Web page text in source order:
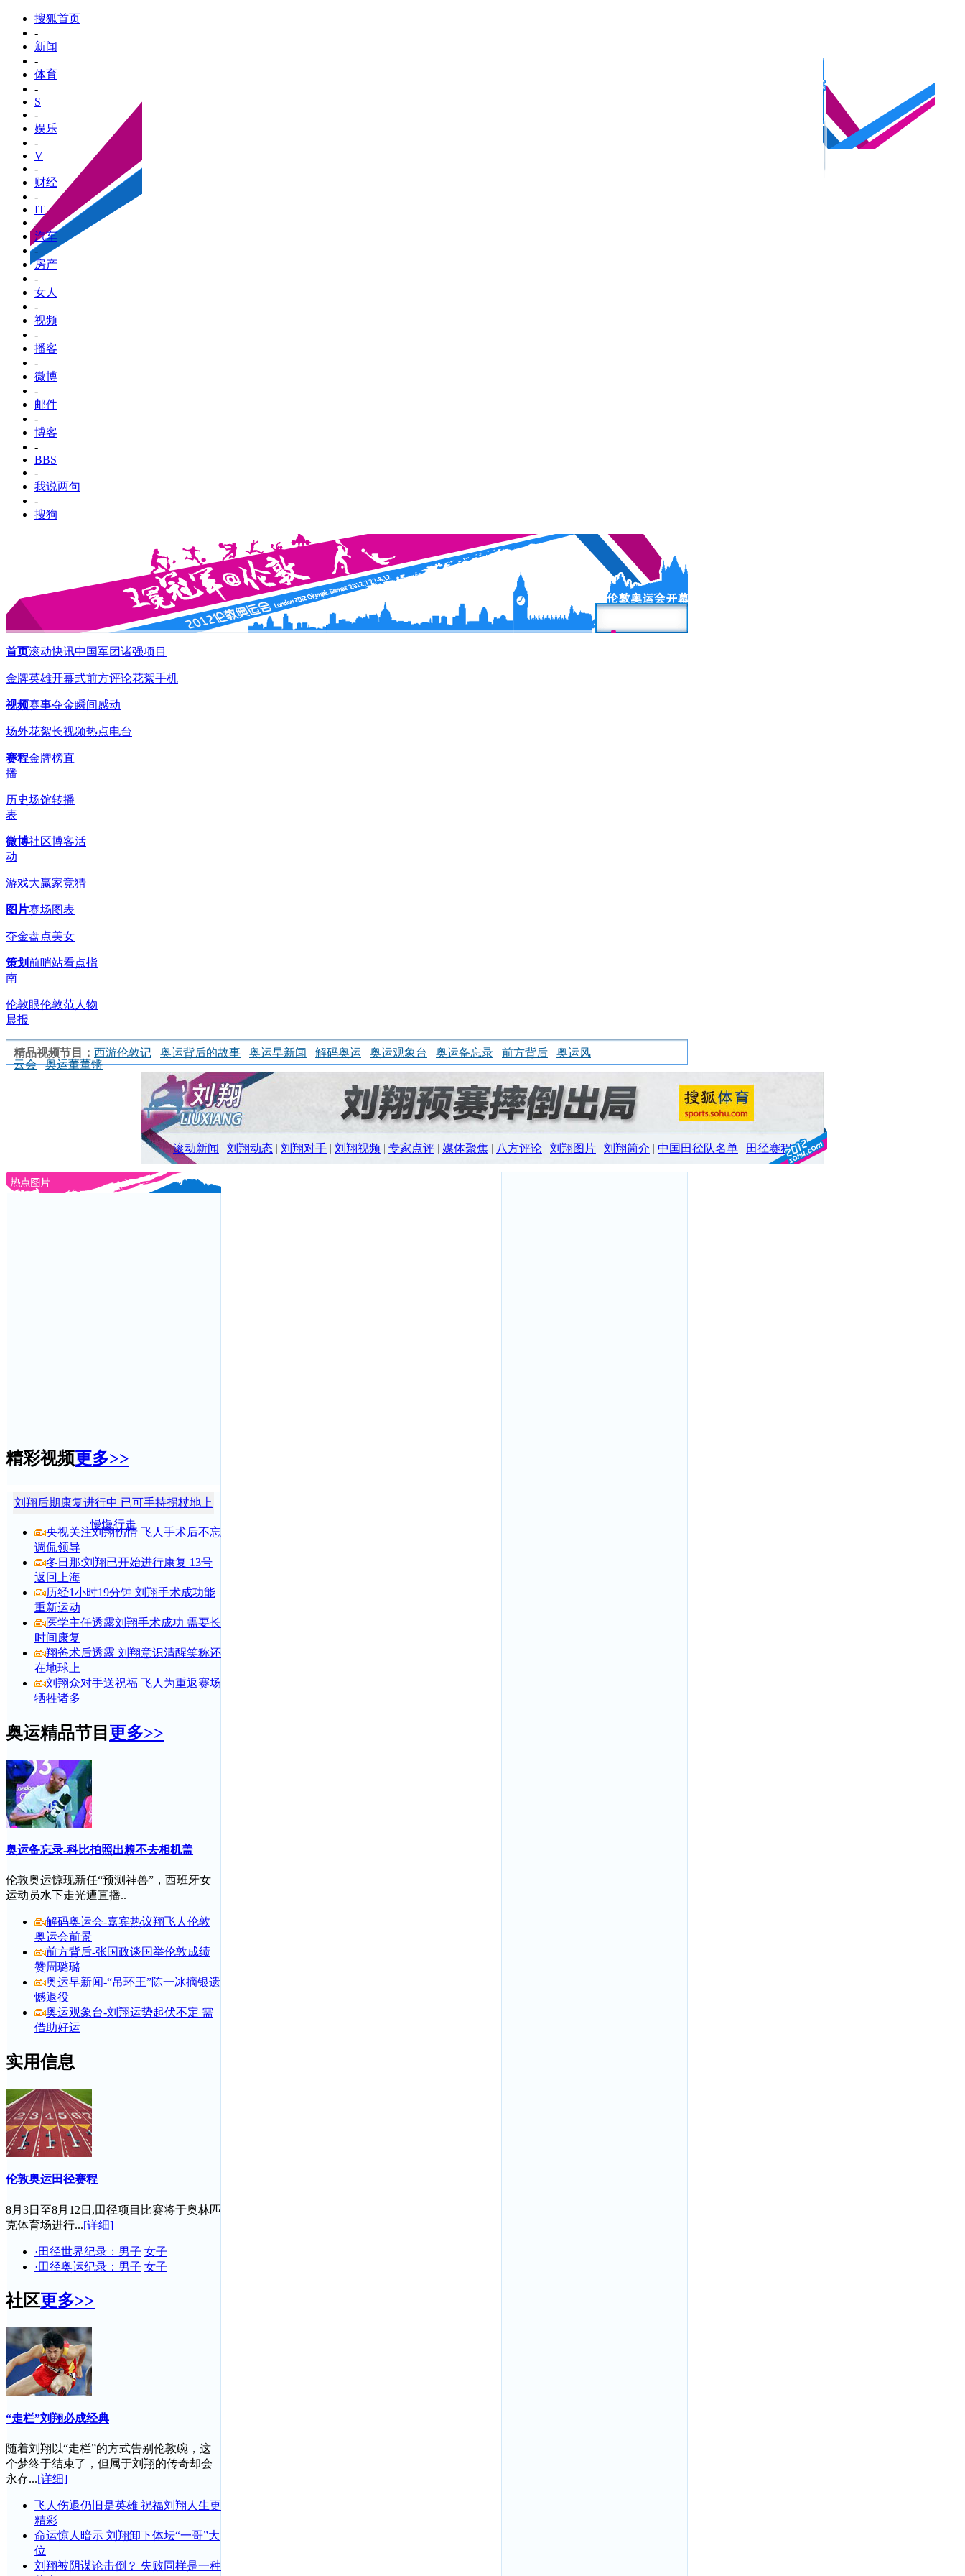
搜狐首页
-
新闻
-
体育
-
S
-
娱乐
-
V
-
财经
-
IT
-
汽车
-
房产
-
女人
-
视频
-
播客
-
微博
-
邮件
-
博客
-
BBS
-
我说两句
-
搜狗
首页滚动快讯中国军团诸强项目
金牌英雄开幕式前方评论花絮手机
视频赛事夺金瞬间感动
场外花絮长视频热点电台
赛程金牌榜直
播
历史场馆转播
表
微博社区博客活
动
游戏大赢家竞猜
图片赛场图表
夺金盘点美女
策划前哨站看点指
南
伦敦眼伦敦范人物
晨报
精品视频节目： 西游伦敦记 奥运背后的故事 奥运早新闻 解码奥运 奥运观象台 奥运备忘录 前方背后
奥运风
云会
奥运董董锵
滚动新闻 | 刘翔动态 | 刘翔对手 | 刘翔视频 | 专家点评 | 媒体聚焦 | 八方评论 | 刘翔图片 | 刘翔简介 | 中国田径队名单 | 田径赛程
精彩视频更多>>
刘翔后期康复进行中 已可手持拐杖地上
慢慢行走
央视关注刘翔伤情 飞人手术后不忘
调侃领导
冬日那:刘翔已开始进行康复 13号
返回上海
历经1小时19分钟 刘翔手术成功能
重新运动
医学主任透露刘翔手术成功 需要长
时间康复
翔爸术后透露 刘翔意识清醒笑称还
在地球上
刘翔众对手送祝福 飞人为重返赛场
牺牲诸多
奥运精品节目 更多>>
奥运备忘录-科比拍照出糗不去相机盖
伦敦奥运惊现新任“预测神兽”，西班牙女
运动员水下走光遭直播..
解码奥运会-嘉宾热议翔飞人伦敦
奥运会前景
前方背后-张国政谈国举伦敦成绩
赞周璐璐
奥运早新闻-“吊环王”陈一冰摘银遗
憾退役
奥运观象台-刘翔运势起伏不定 需
借助好运
实用信息
伦敦奥运田径赛程
8月3日至8月12日,田径项目比赛将于奥林匹
克体育场进行...[详细]
·田径世界纪录：男子 女子
·田径奥运纪录：男子 女子
社区更多>>
“走栏”刘翔必成经典
随着刘翔以“走栏”的方式告别伦敦碗，这
个梦终于结束了，但属于刘翔的传奇却会
永存...[详细]
飞人伤退仍旧是英雄 祝福刘翔人生更
精彩
命运惊人暗示 刘翔卸下体坛“一哥”大
位
刘翔被阴谋论击倒？ 失败同样是一种